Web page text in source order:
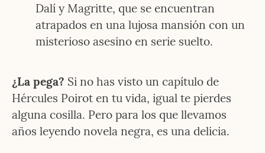
Dalí y Magritte, que se encuentran
atrapados en una lujosa mansión con un
misterioso asesino en serie suelto.
¿La pega? Si no has visto un capítulo de
Hércules Poirot en tu vida, igual te pierdes
alguna cosilla. Pero para los que llevamos
años leyendo novela negra, es una delicia.